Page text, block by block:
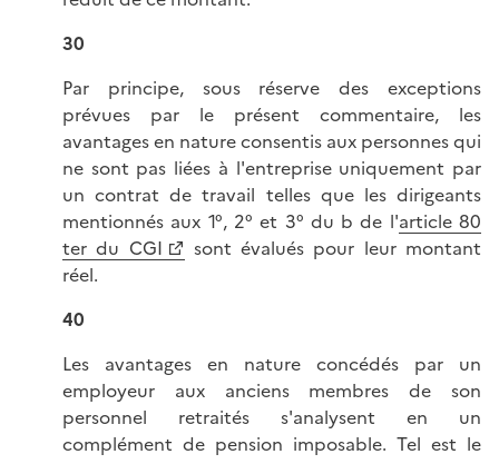
30
Par principe, sous réserve des exceptions
prévues par le présent commentaire, les
avantages en nature consentis aux personnes qui
ne sont pas liées à l'entreprise uniquement par
un contrat de travail telles que les dirigeants
mentionnés aux 1°, 2° et 3° du b de l'article 80
ter du CGI
sont évalués pour leur montant
réel.
40
Les avantages en nature concédés par un
employeur aux anciens membres de son
personnel retraités s'analysent en un
complément de pension imposable. Tel est le